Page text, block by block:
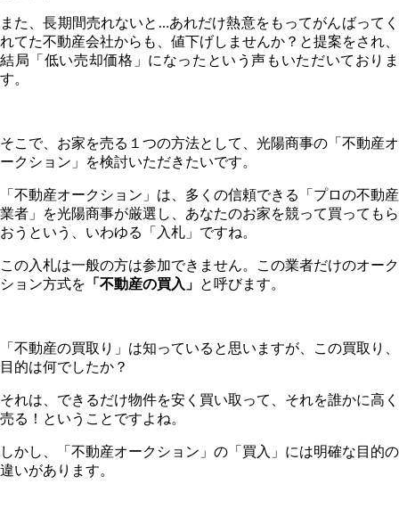
また、長期間売れないと…あれだけ熱意をもってがんばってく
れてた不動産会社からも、値下げしませんか？と提案をされ、
結局「低い売却価格」になったという声もいただいておりま
す。
そこで、お家を売る１つの方法として、光陽商事の「不動産オ
ークション」を検討いただきたいです。
「不動産オークション」は、多くの信頼できる「プロの不動産
業者」を光陽商事が厳選し、あなたのお家を競って買ってもら
おうという、いわゆる「入札」ですね。
この入札は一般の方は参加できません。この業者だけのオーク
ション方式を 「不動産の買入」 と呼びます。
「不動産の買取り」は知っていると思いますが、この買取り、
目的は何でしたか？
それは、できるだけ物件を安く買い取って、それを誰かに高く
売る！ということですよね。
しかし、「不動産オークション」の「買入」には明確な目的の
違いがあります。